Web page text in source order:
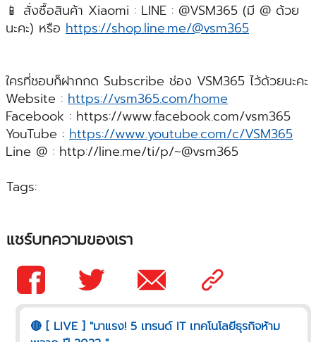
📱 สั่งซื้อสินค้า Xiaomi : LINE : @VSM365 (มี @ ด้วย
นะคะ) หรือ https://shop.line.me/@vsm365
ใครที่ชอบก็ฝากกด Subscribe ช่อง VSM365 ไว้ด้วยนะคะ
Website : https://vsm365.com/home
Facebook : https://www.facebook.com/vsm365
YouTube : https://www.youtube.com/c/VSM365
Line @ : http://line.me/ti/p/~@vsm365
Tags:
แชร์บทความของเรา
🔴 [ LIVE ] "มาแรง! 5 เทรนด์ IT เทคโนโลยีธุรกิจห้าม